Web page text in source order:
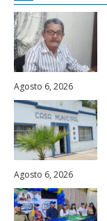
Agosto 6, 2026
Agosto 6, 2026